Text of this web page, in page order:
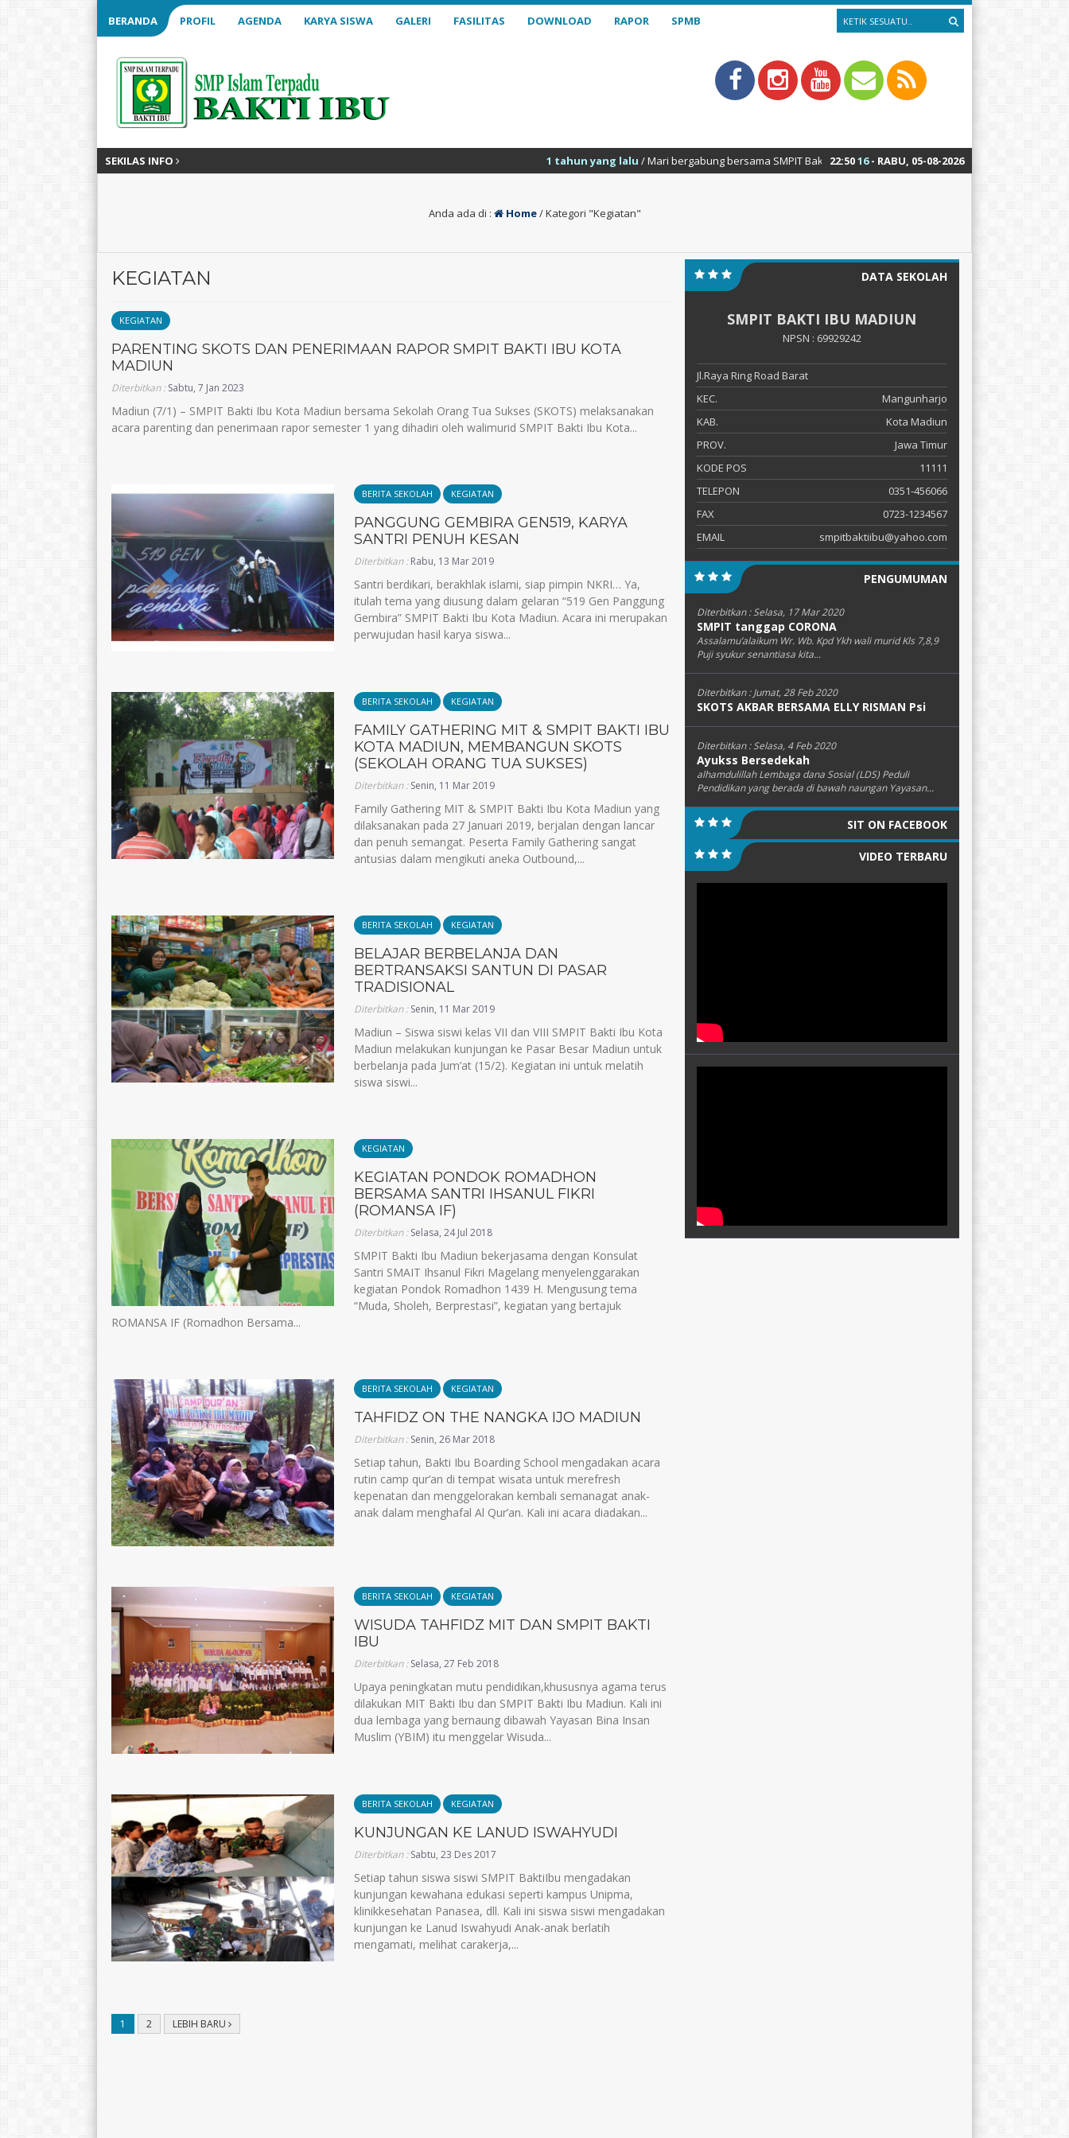
BERANDA PROFIL AGENDA KARYA SISWA GALERI FASILITAS DOWNLOAD RAPOR SPMB
SEKILAS INFO 22:5017- RABU, 05-08-2026
1 tahun yang lalu/ Mari bergabung bersama SMPIT Bakti Ibu Boarding & Fullday School Tahun 2025/2026. Akses link
Anda ada di : Home/Kategori "Kegiatan"
KEGIATAN
KEGIATAN
PARENTING SKOTS DAN PENERIMAAN RAPOR SMPIT BAKTI IBU KOTA
MADIUN
Diterbitkan :Sabtu, 7 Jan 2023
Madiun (7/1) – SMPIT Bakti Ibu Kota Madiun bersama Sekolah Orang Tua Sukses (SKOTS) melaksanakan
acara parenting dan penerimaan rapor semester 1 yang dihadiri oleh walimurid SMPIT Bakti Ibu Kota...
BERITA SEKOLAH KEGIATAN
PANGGUNG GEMBIRA GEN519, KARYA
SANTRI PENUH KESAN
Diterbitkan :Rabu, 13 Mar 2019
Santri berdikari, berakhlak islami, siap pimpin NKRI… Ya,
itulah tema yang diusung dalam gelaran “519 Gen Panggung
Gembira” SMPIT Bakti Ibu Kota Madiun. Acara ini merupakan
perwujudan hasil karya siswa...
BERITA SEKOLAH KEGIATAN
FAMILY GATHERING MIT & SMPIT BAKTI IBU
KOTA MADIUN, MEMBANGUN SKOTS
(SEKOLAH ORANG TUA SUKSES)
Diterbitkan :Senin, 11 Mar 2019
Family Gathering MIT & SMPIT Bakti Ibu Kota Madiun yang
dilaksanakan pada 27 Januari 2019, berjalan dengan lancar
dan penuh semangat. Peserta Family Gathering sangat
antusias dalam mengikuti aneka Outbound,...
BERITA SEKOLAH KEGIATAN
BELAJAR BERBELANJA DAN
BERTRANSAKSI SANTUN DI PASAR
TRADISIONAL
Diterbitkan :Senin, 11 Mar 2019
Madiun – Siswa siswi kelas VII dan VIII SMPIT Bakti Ibu Kota
Madiun melakukan kunjungan ke Pasar Besar Madiun untuk
berbelanja pada Jum’at (15/2). Kegiatan ini untuk melatih
siswa siswi...
KEGIATAN
KEGIATAN PONDOK ROMADHON
BERSAMA SANTRI IHSANUL FIKRI
(ROMANSA IF)
Diterbitkan :Selasa, 24 Jul 2018
SMPIT Bakti Ibu Madiun bekerjasama dengan Konsulat
Santri SMAIT Ihsanul Fikri Magelang menyelenggarakan
kegiatan Pondok Romadhon 1439 H. Mengusung tema
“Muda, Sholeh, Berprestasi”, kegiatan yang bertajuk
ROMANSA IF (Romadhon Bersama...
BERITA SEKOLAH KEGIATAN
TAHFIDZ ON THE NANGKA IJO MADIUN
Diterbitkan :Senin, 26 Mar 2018
Setiap tahun, Bakti Ibu Boarding School mengadakan acara
rutin camp qur’an di tempat wisata untuk merefresh
kepenatan dan menggelorakan kembali semanagat anak-
anak dalam menghafal Al Qur’an. Kali ini acara diadakan...
BERITA SEKOLAH KEGIATAN
WISUDA TAHFIDZ MIT DAN SMPIT BAKTI
IBU
Diterbitkan :Selasa, 27 Feb 2018
Upaya peningkatan mutu pendidikan,khususnya agama terus
dilakukan MIT Bakti Ibu dan SMPIT Bakti Ibu Madiun. Kali ini
dua lembaga yang bernaung dibawah Yayasan Bina Insan
Muslim (YBIM) itu menggelar Wisuda...
BERITA SEKOLAH KEGIATAN
KUNJUNGAN KE LANUD ISWAHYUDI
Diterbitkan :Sabtu, 23 Des 2017
Setiap tahun siswa siswi SMPIT BaktiIbu mengadakan
kunjungan kewahana edukasi seperti kampus Unipma,
klinikkesehatan Panasea, dll. Kali ini siswa siswi mengadakan
kunjungan ke Lanud Iswahyudi Anak-anak berlatih
mengamati, melihat carakerja,...
1 2 LEBIH BARU
DATA SEKOLAH
SMPIT BAKTI IBU MADIUN
NPSN : 69929242
Jl.Raya Ring Road Barat
KEC.
Mangunharjo
KAB.
Kota Madiun
PROV.
Jawa Timur
KODE POS
11111
TELEPON
0351-456066
FAX
0723-1234567
EMAIL
smpitbaktiibu@yahoo.com
PENGUMUMAN
Diterbitkan :Selasa, 17 Mar 2020
SMPIT tanggap CORONA
Assalamu’alaikum Wr. Wb. Kpd Ykh wali murid Kls 7,8,9
Puji syukur senantiasa kita...
Diterbitkan :Jumat, 28 Feb 2020
SKOTS AKBAR BERSAMA ELLY RISMAN Psi
Diterbitkan :Selasa, 4 Feb 2020
Ayukss Bersedekah
alhamdulillah Lembaga dana Sosial (LDS) Peduli
Pendidikan yang berada di bawah naungan Yayasan...
SIT ON FACEBOOK
VIDEO TERBARU